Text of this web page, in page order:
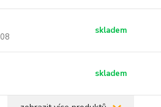
skladem
skladem